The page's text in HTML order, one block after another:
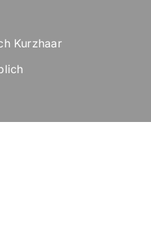
Kurzhaar